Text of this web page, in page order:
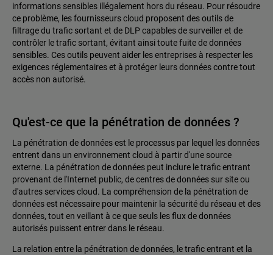
informations sensibles illégalement hors du réseau. Pour résoudre
ce problème, les fournisseurs cloud proposent des outils de
filtrage du trafic sortant et de DLP capables de surveiller et de
contrôler le trafic sortant, évitant ainsi toute fuite de données
sensibles. Ces outils peuvent aider les entreprises à respecter les
exigences réglementaires et à protéger leurs données contre tout
accès non autorisé.
Qu'est-ce que la pénétration de données ?
La pénétration de données est le processus par lequel les données
entrent dans un environnement cloud à partir d'une source
externe. La pénétration de données peut inclure le trafic entrant
provenant de l'Internet public, de centres de données sur site ou
d'autres services cloud. La compréhension de la pénétration de
données est nécessaire pour maintenir la sécurité du réseau et des
données, tout en veillant à ce que seuls les flux de données
autorisés puissent entrer dans le réseau.
La relation entre la pénétration de données, le trafic entrant et la